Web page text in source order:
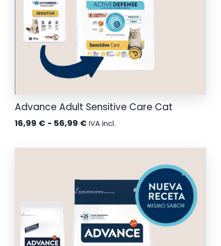
Advance Adult Sensitive Care Cat
16,99 € - 56,99 € Rango
precios:
16,99 €
hasta
56,99 €
IVA incl.